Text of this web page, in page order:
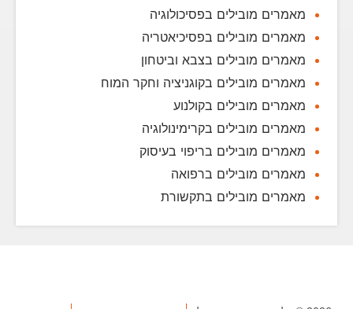
מאמרים מובילים בפסיכולוגיה
מאמרים מובילים בפסיכיאטריה
מאמרים מובילים בצבא וביטחון
מאמרים מובילים בקוגניציה וחקר המוח
מאמרים מובילים בקולנוע
מאמרים מובילים בקרימינולוגיה
מאמרים מובילים בריפוי בעיסוק
מאמרים מובילים ברפואה
מאמרים מובילים בתקשורת